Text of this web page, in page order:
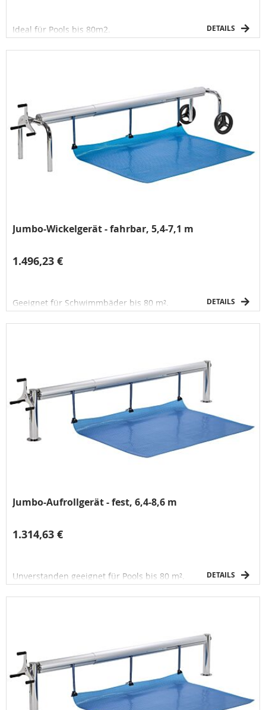
Ideal für Pools bis 80m2. DETAILS
Jumbo-Wickelgerät - fahrbar, 5,4-7,1 m
1.496,23 €
Geeignet für Schwimmbäder bis 80 m². DETAILS
Jumbo-Aufrollgerät - fest, 6,4-8,6 m
1.314,63 €
Unverstanden geeignet für Pools bis 80 m². DETAILS